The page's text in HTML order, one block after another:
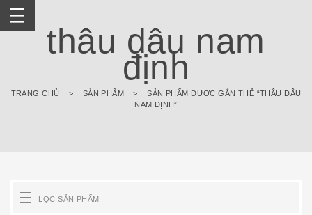
Skip
thâu dâu nam
định
TRANG CHỦ > SẢN PHẨM >
SẢN PHẨM ĐƯỢC GẮN THẺ “THÂU DÂU
NAM ĐỊNH”
LỌC SẢN PHẨM